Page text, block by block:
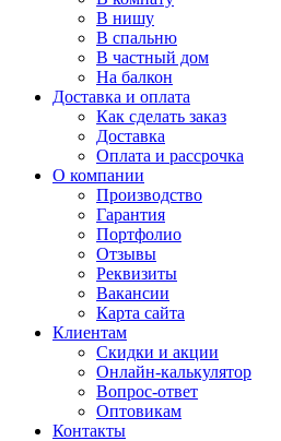
В нишу
В спальню
В частный дом
На балкон
Доставка и оплата
Как сделать заказ
Доставка
Оплата и рассрочка
О компании
Производство
Гарантия
Портфолио
Отзывы
Реквизиты
Вакансии
Карта сайта
Клиентам
Скидки и акции
Онлайн-калькулятор
Вопрос-ответ
Оптовикам
Контакты